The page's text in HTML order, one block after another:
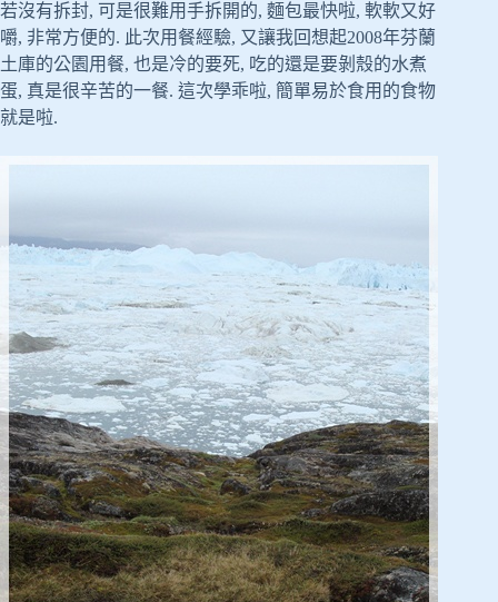
若沒有拆封, 可是很難用手拆開的, 麵包最快啦, 軟軟又好
嚼, 非常方便的. 此次用餐經驗, 又讓我回想起2008年芬蘭
土庫的公園用餐, 也是冷的要死, 吃的還是要剝殼的水煮
蛋, 真是很辛苦的一餐. 這次學乖啦, 簡單易於食用的食物
就是啦.